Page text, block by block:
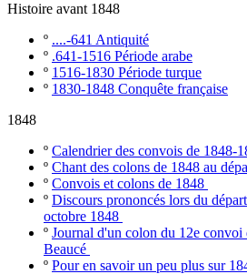
Histoire avant 1848
º ....-641 Antiquité
º .641-1516 Période arabe
º 1516-1830 Période turque
º 1830-1848 Conquête française
1848
º Calendrier des convois de 1848-
º Chant des colons de 1848 au
º Convois et colons de 1848
º Discours prononcés lors du
octobre 1848
º Journal d'un colon du 12e
Beaucé
º Pour en savoir un peu plus sur